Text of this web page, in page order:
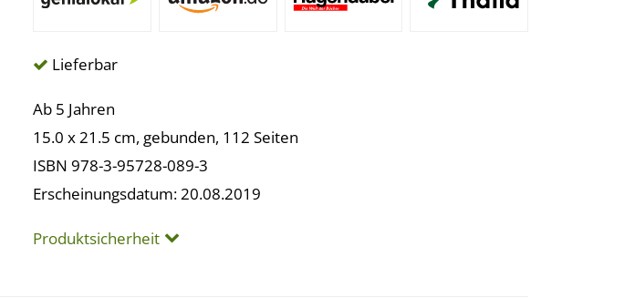
Lieferbar
Ab 5 Jahren
15.0 x 21.5 cm, gebunden, 112 Seiten
ISBN 978-3-95728-089-3
Erscheinungsdatum: 20.08.2019
Produktsicherheit